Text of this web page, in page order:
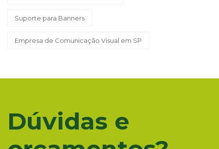
Suporte para Banners
Empresa de Comunicação Visual em SP
Dúvidas e